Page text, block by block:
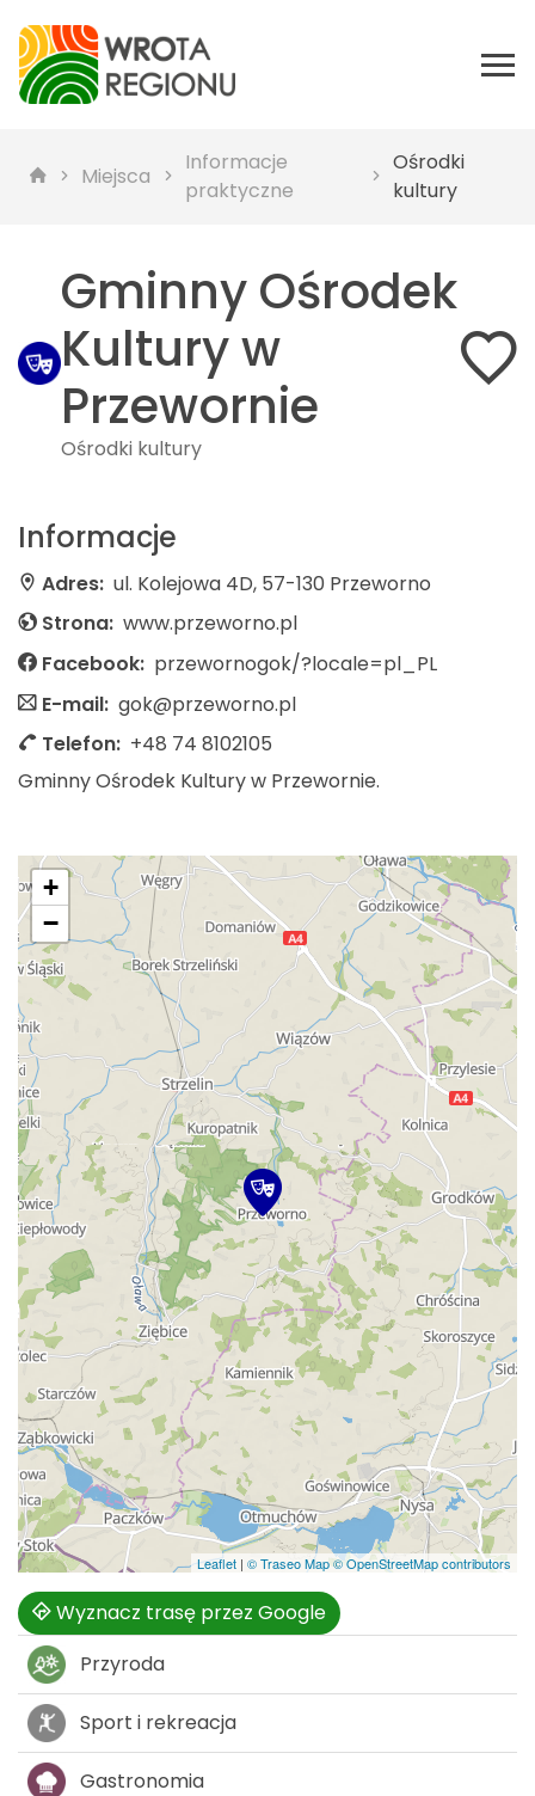
Miejsca
Informacje
praktyczne
Ośrodki
kultury
Gminny Ośrodek
Kultury w
Przewornie
Ośrodki kultury
Informacje
Adres: ul. Kolejowa 4D, 57-130 Przeworno
Strona: www.przeworno.pl
Facebook: przewornogok/?locale=pl_PL
E-mail: gok@przeworno.pl
Telefon: +48 74 8102105
Gminny Ośrodek Kultury w Przewornie.
+
−
Leaflet | © Traseo Map© OpenStreetMap contributors
Wyznacz trasę przez Google
Przyroda
Sport i rekreacja
Gastronomia